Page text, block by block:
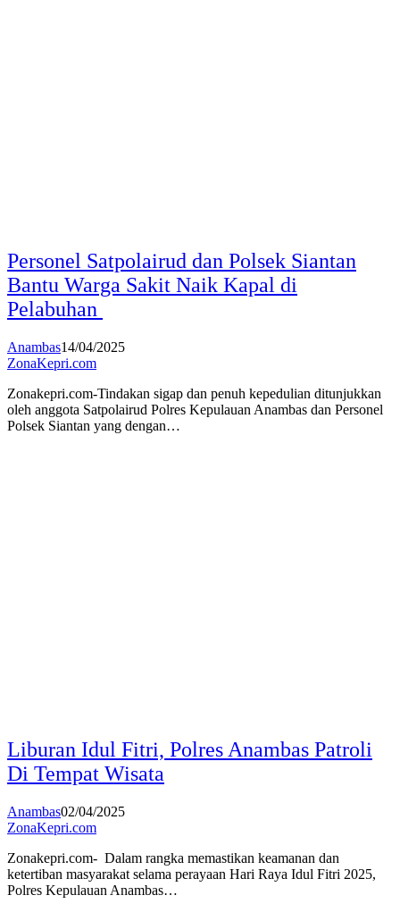
Personel Satpolairud dan Polsek Siantan
Bantu Warga Sakit Naik Kapal di
Pelabuhan
Anambas14/04/2025
ZonaKepri.com
Zonakepri.com-Tindakan sigap dan penuh kepedulian ditunjukkan
oleh anggota Satpolairud Polres Kepulauan Anambas dan Personel
Polsek Siantan yang dengan…
Liburan Idul Fitri, Polres Anambas Patroli
Di Tempat Wisata
Anambas02/04/2025
ZonaKepri.com
Zonakepri.com- Dalam rangka memastikan keamanan dan
ketertiban masyarakat selama perayaan Hari Raya Idul Fitri 2025,
Polres Kepulauan Anambas…